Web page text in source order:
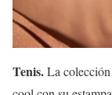
Tenis.La